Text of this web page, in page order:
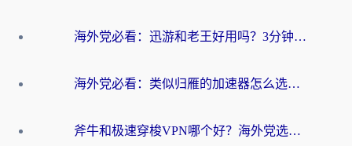
海外党必看：迅游和老王好用吗？3分钟选对加速国内网络的加速器
海外党必看：类似归雁的加速器怎么选？一篇搞定无缝访问国内资源
斧牛和极速穿梭VPN哪个好？海外党选回国加速器必看的真实对比与避坑指南